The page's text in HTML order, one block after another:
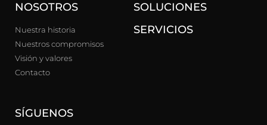
NOSOTROS
Nuestra historia
Nuestros compromisos
Visión y valores
Contacto
SÍGUENOS
SOLUCIONES
SERVICIOS